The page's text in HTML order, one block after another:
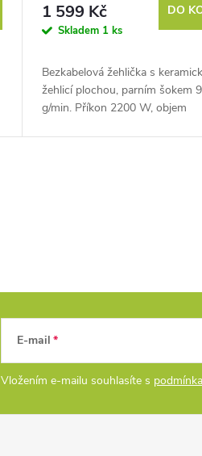
1 599 Kč
Skladem 1 ks
DO
Bezkabelová žehlička s
žehlicí plochou, parním šokem
g/min. Příkon 2200 W, objem
E-mail
Vložením e-mailu souhlasíte s